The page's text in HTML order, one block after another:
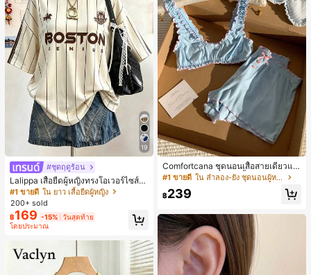
19
#ชุดฤดูร้อน
Lalippa เสื้อยืดผู้หญิงทรงโอเวอร์ไซส์ค
วามยาวกลาง คอกลม ไหล่ตก ลายพิมพ์
ตัวอักษรและลายทางแนวตั้ง สไตล์แฟชั่
นมินิมอล ของขวัญให้เพื่อน
#1 ขายดี ใน ยาว เสื้อยืดผู้หญิง
200+ sold
฿169 -15% วันสุดท้าย
โดยประมาณ
Comfortcana ชุดนอนเสื้อสายเดี่ยวแต่
งระบายและกางเกงขาสั้นสำหรับผู้หญิง
#1 ขายดี ใน ลำลอง-ยัง ชุดนอนผู้หญิง
฿239